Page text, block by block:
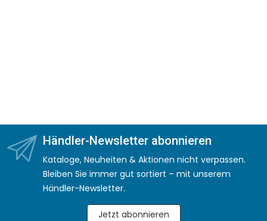
Händler-Newsletter abonnieren
Kataloge, Neuheiten & Aktionen nicht verpassen.
Bleiben Sie immer gut sortiert – mit unserem
Händler-Newsletter.
Jetzt abonnieren